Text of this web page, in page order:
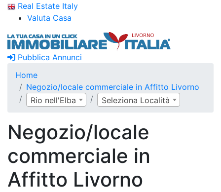
Real Estate Italy
Valuta Casa
Pubblica Annunci
Home
Negozio/locale commerciale in Affitto Livorno
Rio nell'Elba
Seleziona Località
Negozio/locale
commerciale in
Affitto Livorno